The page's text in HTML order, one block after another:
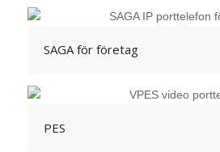
SAGA för företag
PES